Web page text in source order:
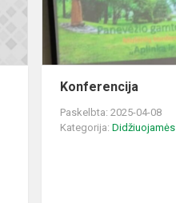
Konferencija
Paskelbta: 2025-04-08
Kategorija:Didžiuojamės